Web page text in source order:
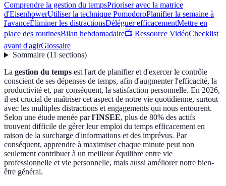
Comprendre la gestion du tempsPrioriser avec la matrice
d'EisenhowerUtiliser la technique PomodoroPlanifier la semaine à
l'avanceÉliminer les distractionsDéléguer efficacementMettre en
place des routinesBilan hebdomadaire📺 Ressource VidéoChecklist
avant d'agirGlossaire
Sommaire(11 sections)
La gestion du temps est l'art de planifier et d'exercer le contrôle
conscient de ses dépenses de temps, afin d'augmenter l'efficacité, la
productivité et, par conséquent, la satisfaction personnelle. En 2026,
il est crucial de maîtriser cet aspect de notre vie quotidienne, surtout
avec les multiples distractions et engagements qui nous entourent.
Selon une étude menée parl'INSEE, plus de 80% des actifs
trouvent difficile de gérer leur emploi du temps efficacement en
raison de la surcharge d'informations et des imprévus. Par
conséquent, apprendre à maximiser chaque minute peut non
seulement contribuer à un meilleur équilibre entre vie
professionnelle et vie personnelle, mais aussi améliorer notre bien-
être général.